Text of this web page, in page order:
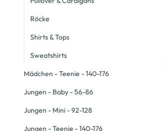
Röcke
Shirts & Tops
Sweatshirts
Mädchen - Teenie - 140-176
Jungen - Baby - 56-86
Jungen - Mini - 92-128
Jungen - Teenie - 140-176